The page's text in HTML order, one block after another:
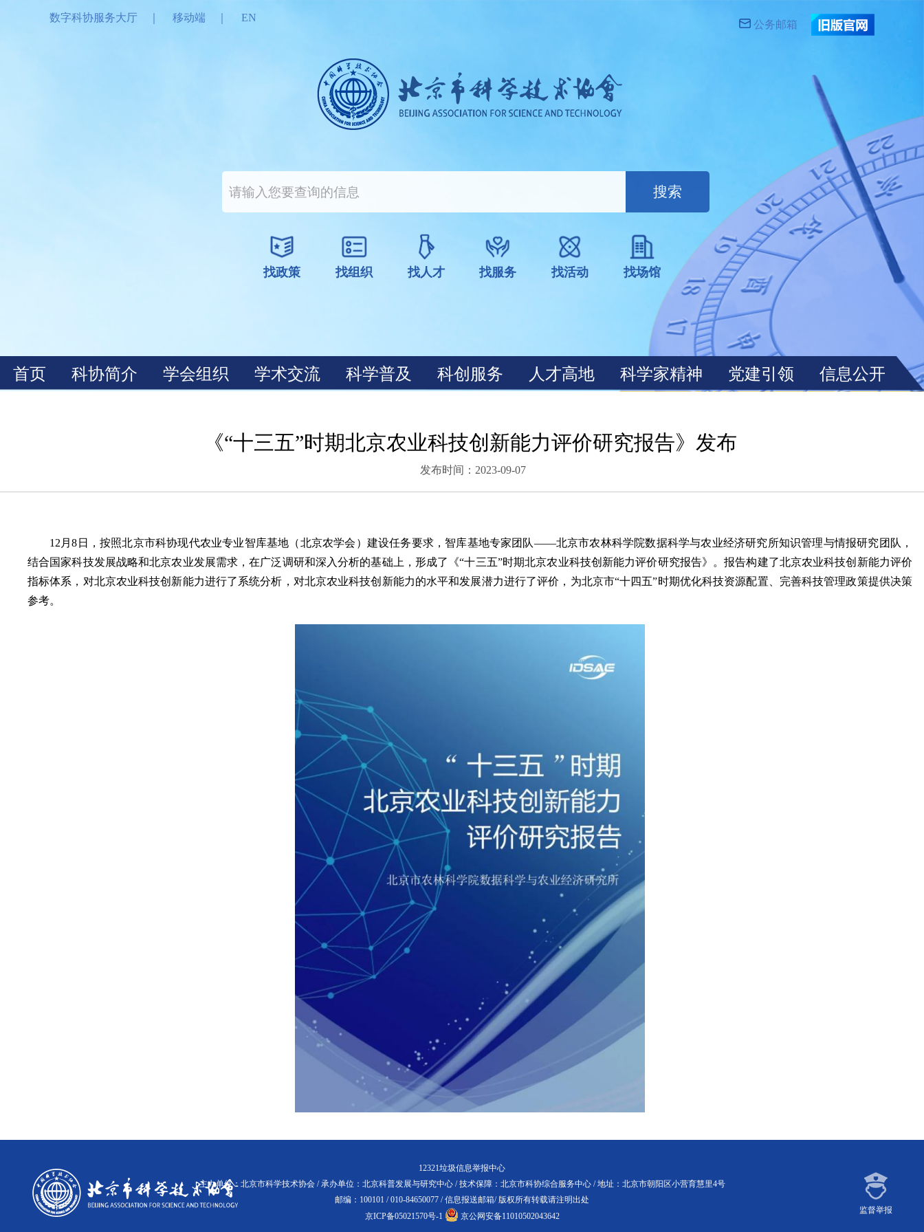
《“十三五”时期北京农业科技创新能力评价研究报告》发布
发布时间：2023-09-07
12月8日，按照北京市科协现代农业专业智库基地（北京农学会）建设任务要求，智库基地专家团队——北京市农林科学院数据科学与农业经济研究所知识管理与情报研究团队，
结合国家科技发展战略和北京农业发展需求，在广泛调研和深入分析的基础上，形成了《“十三五”时期北京农业科技创新能力评价研究报告》。报告构建了北京农业科技创新能力评价
指标体系，对北京农业科技创新能力进行了系统分析，对北京农业科技创新能力的水平和发展潜力进行了评价，为北京市“十四五”时期优化科技资源配置、完善科技管理政策提供决策
参考。
12321垃圾信息举报中心
主办单位：北京市科学技术协会 / 承办单位：北京科普发展与研究中心 / 技术保障：北京市科协综合服务中心 / 地址：北京市朝阳区小营育慧里4号
邮编：100101 / 010-84650077 /信息报送邮箱/ 版权所有转载请注明出处
京ICP备05021570号-1
京公网安备11010502043642
监督举报